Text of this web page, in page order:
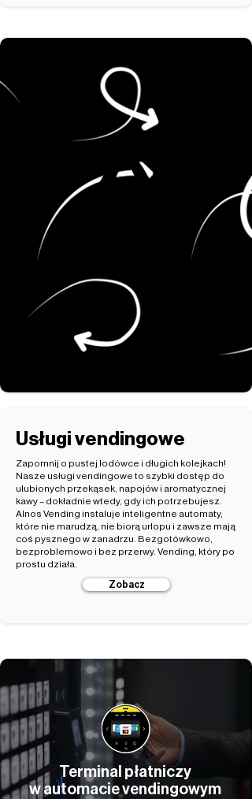
Usługi vendingowe
Zapomnij o pustej lodówce i długich kolejkach!
Nasze usługi vendingowe to szybki dostęp do
ulubionych przekąsek, napojów i aromatycznej
kawy – dokładnie wtedy, gdy ich potrzebujesz.
Alnos Vending instaluje inteligentne automaty,
które nie marudzą, nie biorą urlopu i zawsze mają
coś pysznego w zanadrzu. Bezgotówkowo,
bezproblemowo i bez przerwy. Vending, który po
prostu działa.
Zobacz
Terminal płatniczy
w automacie vendingowym